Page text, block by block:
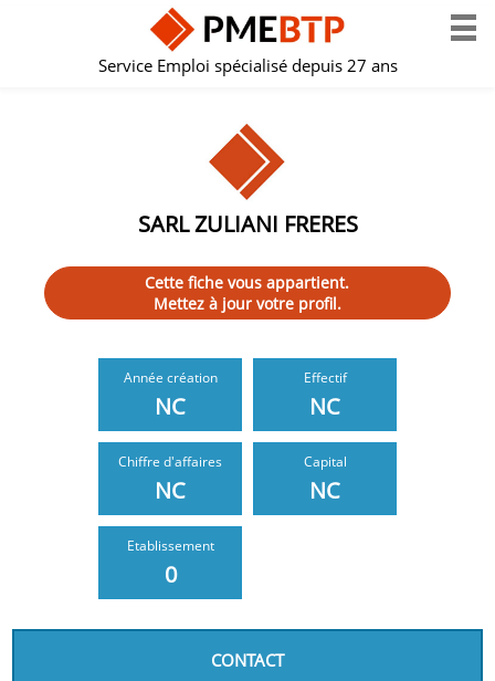
Service Emploi spécialisé depuis 27 ans
SARL ZULIANI FRERES
Cette fiche vous appartient.
Mettez à jour votre profil.
Année création
NC
Effectif
NC
Chiffre d'affaires
NC
Capital
NC
Etablissement
0
CONTACT